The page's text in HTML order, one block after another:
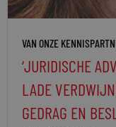
VAN ONZE
‘JURIDISCHE
LADE
GEDRAG EN